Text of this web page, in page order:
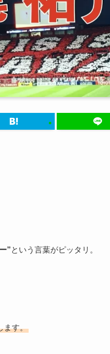
”という言葉がピッタリ。
ます。